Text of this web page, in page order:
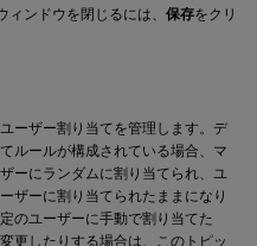
ンドウを閉じるには、 保存をクリ
ーザー割り当てを管理します。デ
ルールが構成されている場合、マ
ーにランダムに割り当てられ、ユ
ザーに割り当てられたままになり
のユーザーに手動で割り当てた
更したりする場合は、このトピッ